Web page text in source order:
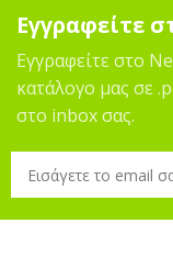
Εγγραφείτε
Εγγραφείτε στο
κατάλογο μας σε
στο inbox σας.